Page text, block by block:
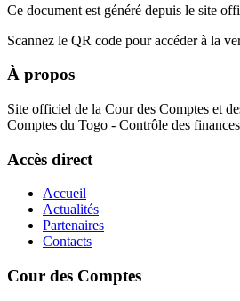
Ce document est généré depuis le site
Scannez le QR code pour accéder à la
À propos
Site officiel de la Cour des Comptes et
Comptes du Togo - Contrôle des
Accès direct
Accueil
Actualités
Partenaires
Contacts
Cour des Comptes